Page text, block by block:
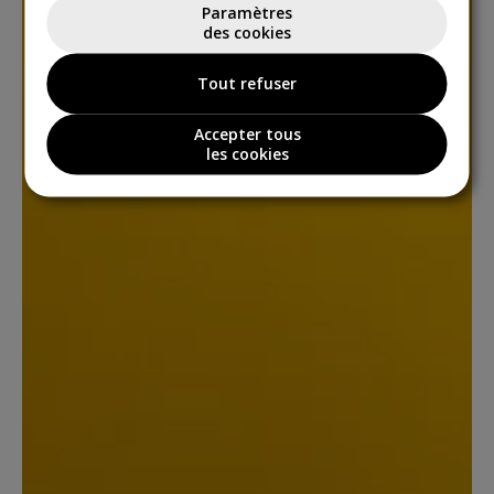
Paramètres
des cookies
Tout refuser
Accepter tous
les cookies